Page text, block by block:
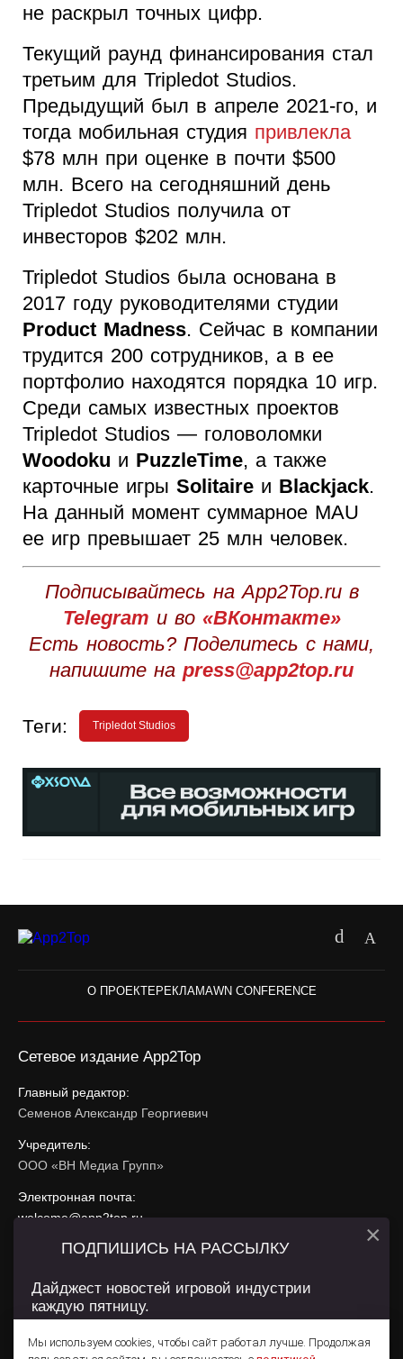
не раскрыл точных цифр.
Текущий раунд финансирования стал
третьим для Tripledot Studios.
Предыдущий был в апреле 2021-го, и
тогда мобильная студия привлекла
$78 млн при оценке в почти $500
млн. Всего на сегодняшний день
Tripledot Studios получила от
инвесторов $202 млн.
Tripledot Studios была основана в
2017 году руководителями студии
Product Madness. Сейчас в компании
трудится 200 сотрудников, а в ее
портфолио находятся порядка 10 игр.
Среди самых известных проектов
Tripledot Studios — головоломки
Woodoku и PuzzleTime, а также
карточные игры Solitaire и Blackjack.
На данный момент суммарное MAU
ее игр превышает 25 млн человек.
Подписывайтесь на App2Top.ru в
Telegram и во «ВКонтакте»
Есть новость? Поделитесь с нами,
напишите на press@app2top.ru
Теги: Tripledot Studios
О ПРОЕКТЕ РЕКЛАМАWN CONFERENCE
Сетевое издание App2Top
Главный редактор:
Семенов Александр Георгиевич
Учредитель:
ООО «ВН Медиа Групп»
Электронная почта:
welcome@app2top.ru
При использовании материалов активная ссылка на
Сайт использует IP адреса, cookie, данные геолокации
использования содержатся вПолитике конфиденциальностии
Мы используем cookies, чтобы сайт работал лучше. Продолжая
ПОДПИШИСЬ НА РАССЫЛКУ
Дайджест новостей игровой индустрии
каждую пятницу.
×